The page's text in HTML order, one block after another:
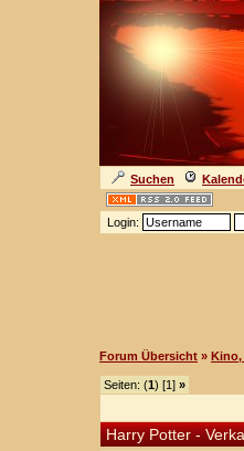
Suchen
Login:
Forum Übersicht » Kino,
Seiten: (1) [1] »
Harry Potter -